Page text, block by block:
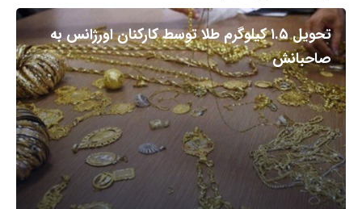
تحویل ۱.۵ کیلوگرم طلا توسط کارکنان اورژانس به
صاحبانش